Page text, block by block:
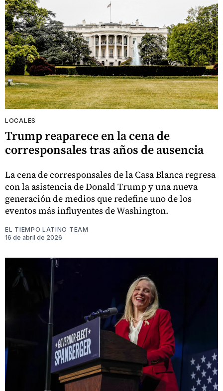
LOCALES
Trump reaparece en la cena de
corresponsales tras años de ausencia
La cena de corresponsales de la Casa Blanca regresa
con la asistencia de Donald Trump y una nueva
generación de medios que redefine uno de los
eventos más influyentes de Washington.
EL TIEMPO LATINO TEAM
16 de abril de 2026